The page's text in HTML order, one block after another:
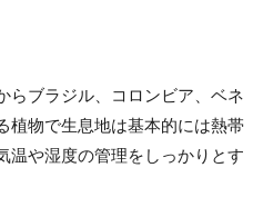
らブラジル、コロンビア、ベネ
植物で生息地は基本的には熱帯
温や湿度の管理をしっかりとす